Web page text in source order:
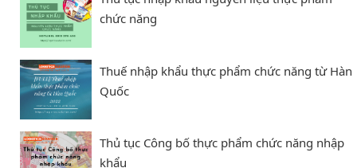
chức năng
Thuế nhập khẩu thực phẩm chức năng từ Hàn
Quốc
Thủ tục Công bố thực phẩm chức năng nhập
khẩu